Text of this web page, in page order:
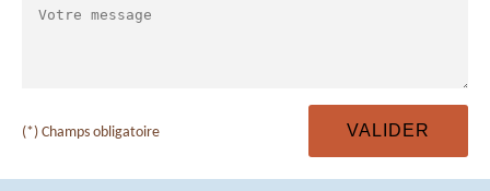
(*) Champs obligatoire